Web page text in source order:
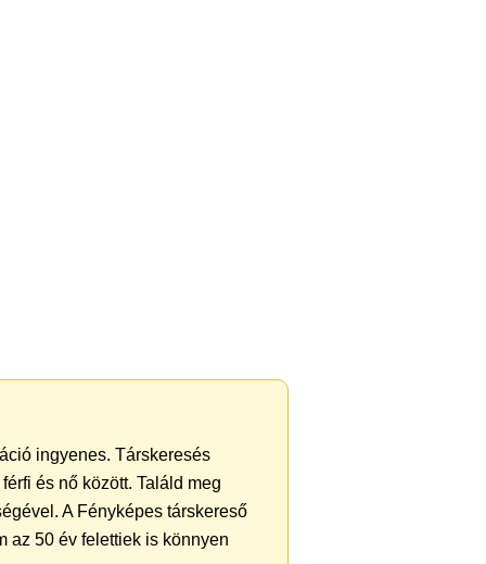
ingyenes. Társkeresés
és nő között. Találd meg
A Fényképes társkereső
az 50 év felettiek is könnyen